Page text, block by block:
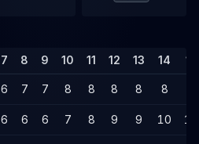
7 8 9 10 11 12 13 14 15
6 7 7 8 8 8 8 8
6 6 6 7 8 9 9 10 10